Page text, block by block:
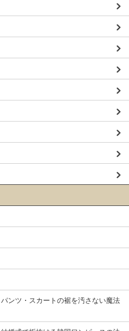
ンツ・スカートの裾を汚さない魔法